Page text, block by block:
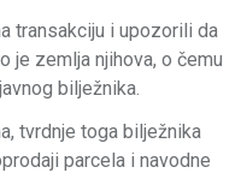
transakciju i upozorili da
je zemlja njihova, o čemu
bilježnika.
tvrdnje toga bilježnika
parcela i navodne